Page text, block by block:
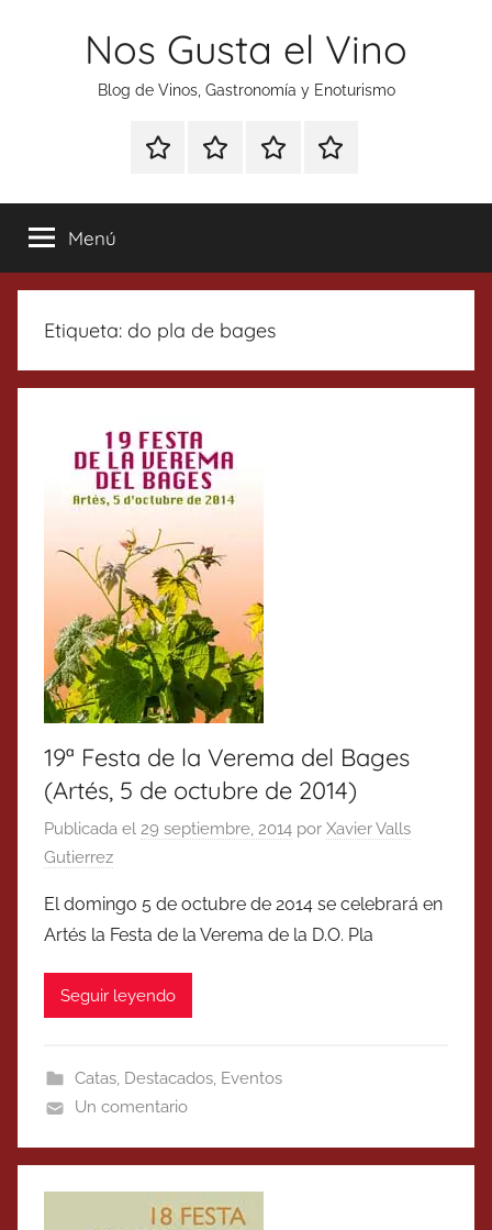
Nos Gusta el Vino
Blog de Vinos, Gastronomía y Enoturismo
Especial
Tonics
Enoturismo
Gastronomía
RankingContacto
Menú
Etiqueta: do pla de bages
19ª Festa de la Verema del Bages
(Artés, 5 de octubre de 2014)
Publicada el 29 septiembre, 2014 por Xavier Valls
Gutierrez
El domingo 5 de octubre de 2014 se celebrará en
Artés la Festa de la Verema de la D.O. Pla
Seguir leyendo
Catas, Destacados, Eventos
Un comentario